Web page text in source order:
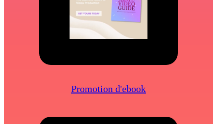
Promotion d'ebook